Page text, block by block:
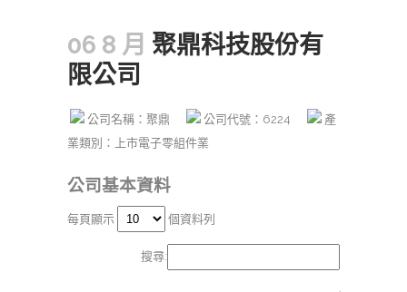
06 8 月 聚鼎科技股份有
限公司
公司名稱：聚鼎 公司代號：6224
產
業類別：上市電子零組件業
公司基本資料
每頁顯示 個資料列
搜尋: